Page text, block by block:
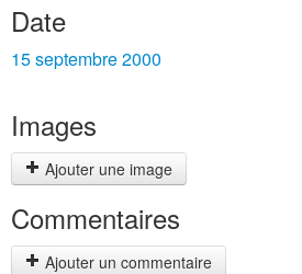
Date
15 septembre 2000
Images
Ajouter une image
Commentaires
Ajouter un commentaire